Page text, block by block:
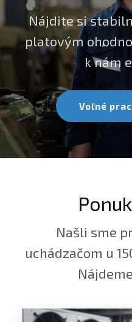
Nájdite si
platovým
k nám
Voľné
Našli sme
uchádzačom u